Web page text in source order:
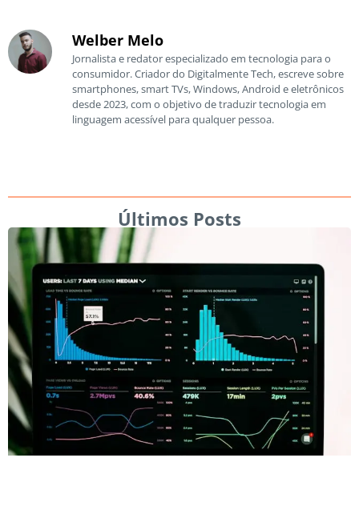
Welber Melo
Jornalista e redator especializado em tecnologia para o
consumidor. Criador do Digitalmente Tech, escreve sobre
smartphones, smart TVs, Windows, Android e eletrônicos
desde 2023, com o objetivo de traduzir tecnologia em
linguagem acessível para qualquer pessoa.
Últimos Posts